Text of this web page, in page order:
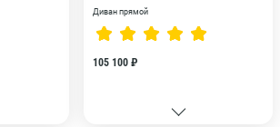
Диван прямой
105 100 ₽